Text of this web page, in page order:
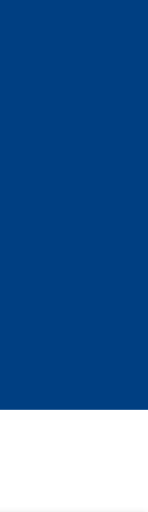
）
）
で開く）